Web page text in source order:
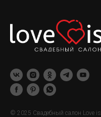
© 2025 Свадебный салон Love is